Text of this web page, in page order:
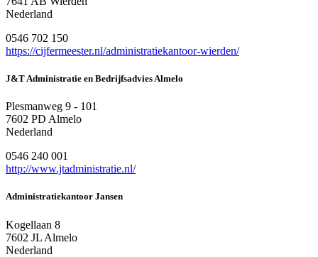
Nederland
0546 702 150
https://cijfermeester.nl/administratiekantoor-wierden/
J&T Administratie en Bedrijfsadvies Almelo
Plesmanweg 9 - 101
7602 PD Almelo
Nederland
0546 240 001
http://www.jtadministratie.nl/
Administratiekantoor Jansen
Kogellaan 8
7602 JL Almelo
Nederland